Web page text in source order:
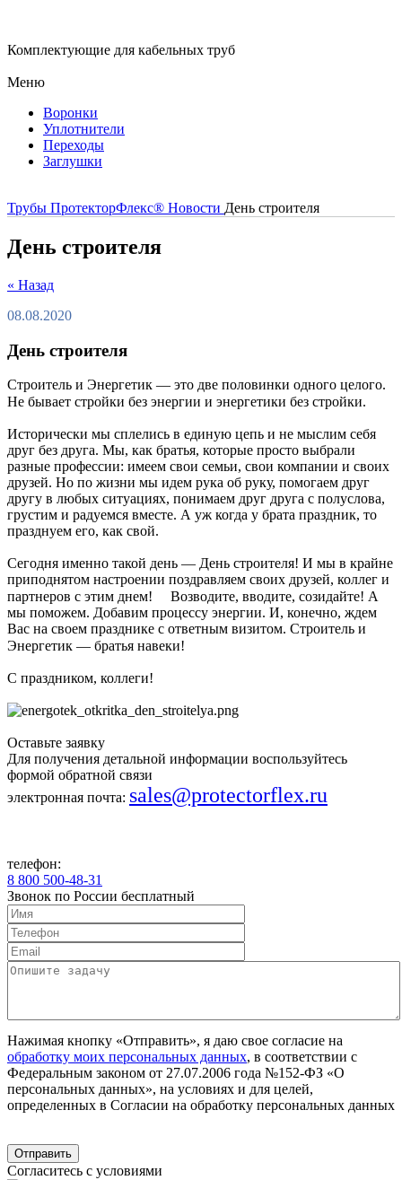
Комплектующие для кабельных труб
Меню
Воронки
Уплотнители
Переходы
Заглушки
Трубы ПротекторФлекс® Новости День строителя
День строителя
« Назад
08.08.2020
День строителя
Строитель и Энергетик — это две половинки одного целого.
Не бывает стройки без энергии и энергетики без стройки. ⠀
Исторически мы сплелись в единую цепь и не мыслим себя
друг без друга. Мы, как братья, которые просто выбрали
разные профессии: имеем свои семьи, свои компании и своих
друзей. Но по жизни мы идем рука об руку, помогаем друг
другу в любых ситуациях, понимаем друг друга с полуслова,
грустим и радуемся вместе. А уж когда у брата праздник, то
празднуем его, как свой.
Сегодня именно такой день — День строителя! И мы в крайне
приподнятом настроении поздравляем своих друзей, коллег и
партнеров с этим днем! ⠀ Возводите, вводите, созидайте! А
мы поможем. Добавим процессу энергии. И, конечно, ждем
Вас на своем празднике с ответным визитом. Строитель и
Энергетик — братья навеки! ⠀
С праздником, коллеги!
Оставьте заявку
Для получения детальной информации воспользуйтесь
формой обратной связи
электронная почта: sales@protectorflex.ru
телефон:
8 800 500-48-31
Звонок по России бесплатный
Нажимая кнопку «Отправить», я даю свое согласие на
обработку моих персональных данных, в соответствии с
Федеральным законом от 27.07.2006 года №152-ФЗ «О
персональных данных», на условиях и для целей,
определенных в Согласии на обработку персональных данных
Согласитесь с условиями